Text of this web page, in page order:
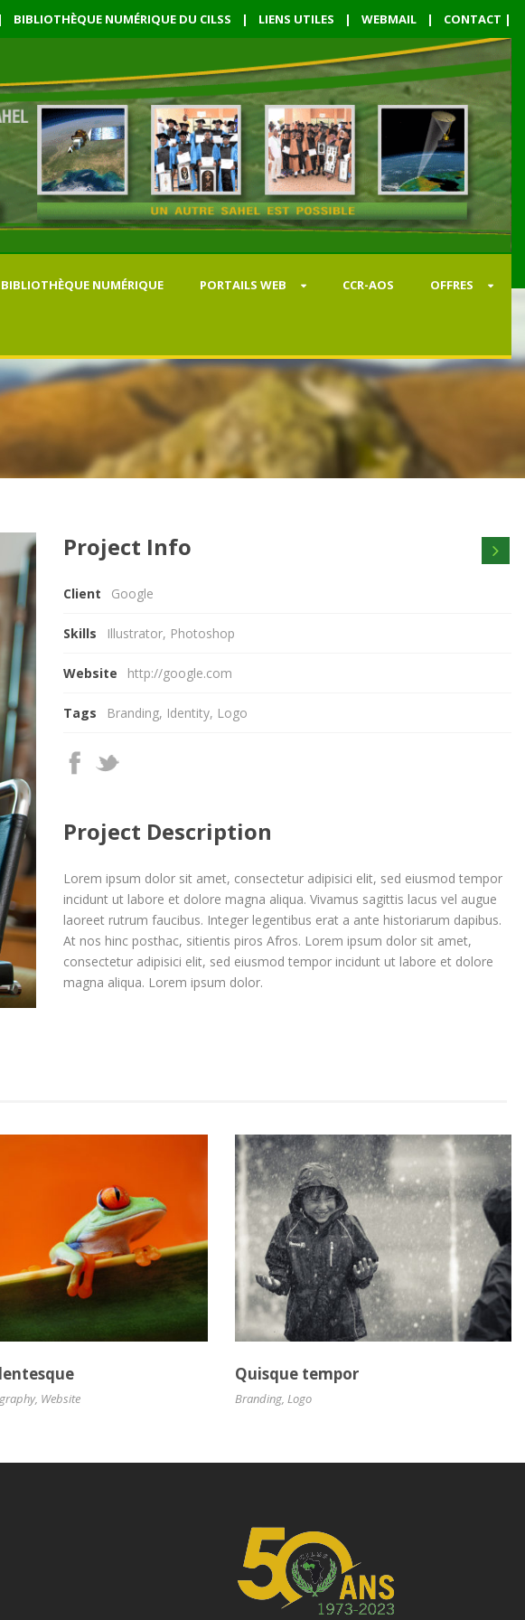
| BIBLIOTHÈQUE NUMÉRIQUE DU CILSS | LIENS UTILES | WEBMAIL | CONTACT |
BIBLIOTHÈQUE NUMÉRIQUE PORTAILS WEB CCR-AOS OFFRES
Project Info
Client Google
Skills Illustrator, Photoshop
Website http://google.com
Tags Branding, Identity, Logo
Project Description
Lorem ipsum dolor sit amet, consectetur adipisici elit, sed eiusmod tempor
incidunt ut labore et dolore magna aliqua. Vivamus sagittis lacus vel augue
laoreet rutrum faucibus. Integer legentibus erat a ante historiarum dapibus.
At nos hinc posthac, sitientis piros Afros. Lorem ipsum dolor sit amet,
consectetur adipisici elit, sed eiusmod tempor incidunt ut labore et dolore
magna aliqua. Lorem ipsum dolor.
, Website
Quisque tempor
Branding, Logo